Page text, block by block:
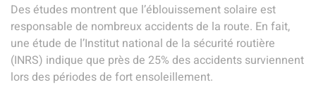
Des études montrent que l’éblouissement solaire est
responsable de nombreux accidents de la route. En fait,
une étude de l’Institut national de la sécurité routière
(INRS) indique que près de 25% des accidents surviennent
lors des périodes de fort ensoleillement.